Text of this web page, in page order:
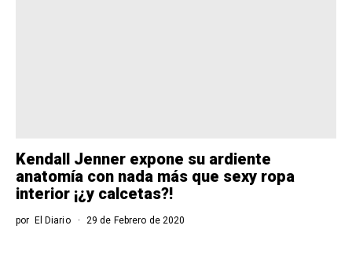
Kendall Jenner expone su ardiente
anatomía con nada más que sexy ropa
interior ¡¿y calcetas?!
por El Diario 29 de Febrero de 2020